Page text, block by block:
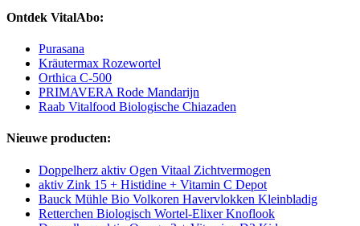
Ontdek VitalAbo:
Purasana
Kräutermax Rozewortel
Orthica C-500
PRIMAVERA Rode Mandarijn
Raab Vitalfood Biologische Chiazaden
Nieuwe producten:
Doppelherz aktiv Ogen Vitaal Zichtvermogen
aktiv Zink 15 + Histidine + Vitamin C Depot
Bauck Mühle Bio Volkoren Havervlokken Kleinbladig
Retterchen Biologisch Wortel-Elixer Knoflook